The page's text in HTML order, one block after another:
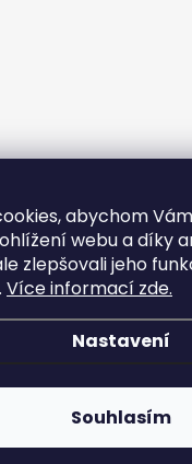
abychom
webu a díky
zlepšovali jeho
Více informací zde.
Nastavení
Souhlasím
prohackovani.cz.